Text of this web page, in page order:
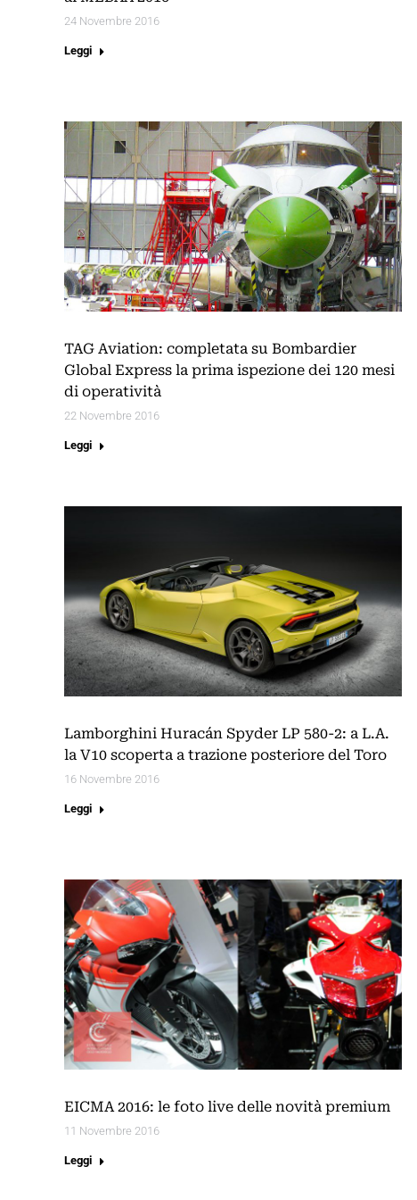
24 Novembre 2016
Leggi
TAG Aviation: completata su Bombardier
Global Express la prima ispezione dei 120 mesi
di operatività
22 Novembre 2016
Leggi
Lamborghini Huracán Spyder LP 580-2: a L.A.
la V10 scoperta a trazione posteriore del Toro
16 Novembre 2016
Leggi
EICMA 2016: le foto live delle novità premium
11 Novembre 2016
Leggi